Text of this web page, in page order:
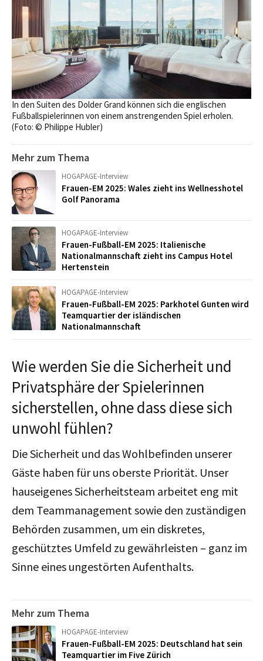
In den Suiten des Dolder Grand können sich die englischen
Fußballspielerinnen von einem anstrengenden Spiel erholen.
(Foto: © Philippe Hubler)
Mehr zum Thema
HOGAPAGE-Interview
Frauen-EM 2025: Wales zieht ins Wellnesshotel
Golf Panorama
HOGAPAGE-Interview
Frauen-Fußball-EM 2025: Italienische
Nationalmannschaft zieht ins Campus Hotel
Hertenstein
HOGAPAGE-Interview
Frauen-Fußball-EM 2025: Parkhotel Gunten wird
Teamquartier der isländischen
Nationalmannschaft
Wie werden Sie die Sicherheit und
Privatsphäre der Spielerinnen
sicherstellen, ohne dass diese sich
unwohl fühlen?
Die Sicherheit und das Wohlbefinden unserer
Gäste haben für uns oberste Priorität. Unser
hauseigenes Sicherheitsteam arbeitet eng mit
dem Teammanagement sowie den zuständigen
Behörden zusammen, um ein diskretes,
geschütztes Umfeld zu gewährleisten – ganz im
Sinne eines ungestörten Aufenthalts.
Mehr zum Thema
HOGAPAGE-Interview
Frauen-Fußball-EM 2025: Deutschland hat sein
Teamquartier im Five Zürich